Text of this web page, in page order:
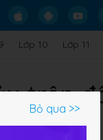
Lớp 10 Lớp 11
trên
Bỏ qua >>